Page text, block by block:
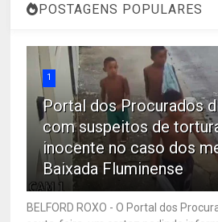
POSTAGENS POPULARES
1
Portal dos Procurados
com suspeitos de
inocente no caso dos
Baixada Fluminense
BELFORD ROXO - O Portal dos